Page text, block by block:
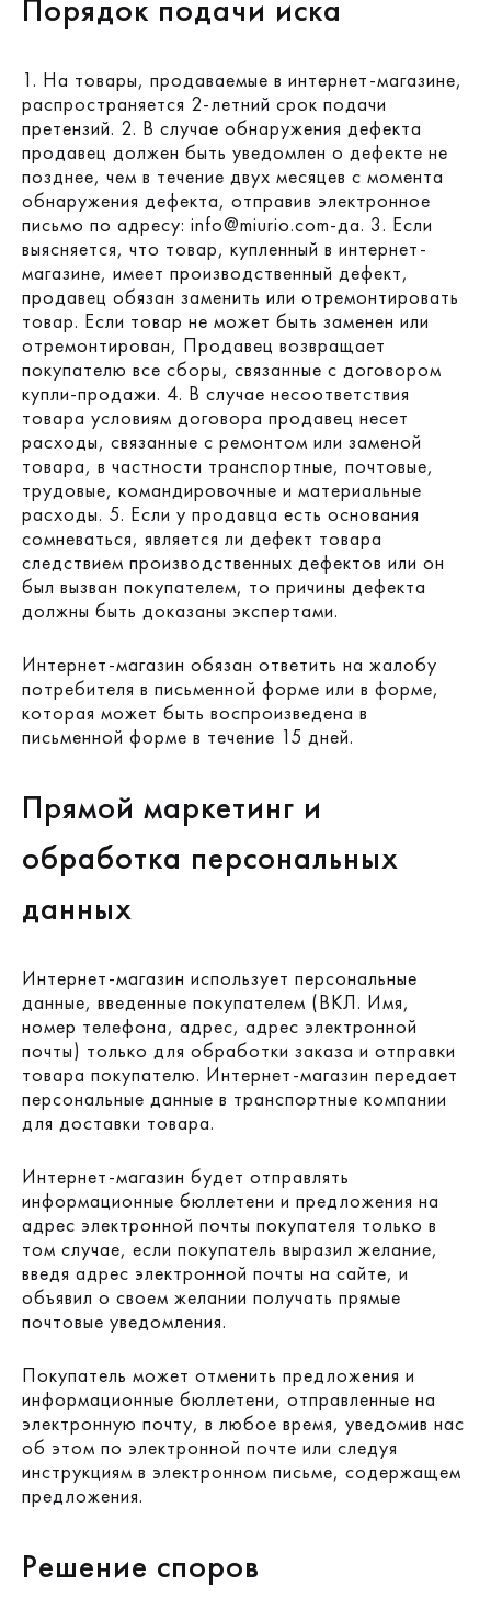
Порядок подачи иска
1. На товары, продаваемые в интернет-магазине,
распространяется 2-летний срок подачи
претензий. 2. В случае обнаружения дефекта
продавец должен быть уведомлен о дефекте не
позднее, чем в течение двух месяцев с момента
обнаружения дефекта, отправив электронное
письмо по адресу: info@miurio.com-да. 3. Если
выясняется, что товар, купленный в интернет-
магазине, имеет производственный дефект,
продавец обязан заменить или отремонтировать
товар. Если товар не может быть заменен или
отремонтирован, Продавец возвращает
покупателю все сборы, связанные с договором
купли-продажи. 4. В случае несоответствия
товара условиям договора продавец несет
расходы, связанные с ремонтом или заменой
товара, в частности транспортные, почтовые,
трудовые, командировочные и материальные
расходы. 5. Если у продавца есть основания
сомневаться, является ли дефект товара
следствием производственных дефектов или он
был вызван покупателем, то причины дефекта
должны быть доказаны экспертами.
Интернет-магазин обязан ответить на жалобу
потребителя в письменной форме или в форме,
которая может быть воспроизведена в
письменной форме в течение 15 дней.
Прямой маркетинг и
обработка персональных
данных
Интернет-магазин использует персональные
данные, введенные покупателем (ВКЛ. Имя,
номер телефона, адрес, адрес электронной
почты) только для обработки заказа и отправки
товара покупателю. Интернет-магазин передает
персональные данные в транспортные компании
для доставки товара.
Интернет-магазин будет отправлять
информационные бюллетени и предложения на
адрес электронной почты покупателя только в
том случае, если покупатель выразил желание,
введя адрес электронной почты на сайте, и
объявил о своем желании получать прямые
почтовые уведомления.
Покупатель может отменить предложения и
информационные бюллетени, отправленные на
электронную почту, в любое время, уведомив нас
об этом по электронной почте или следуя
инструкциям в электронном письме, содержащем
предложения.
Решение споров